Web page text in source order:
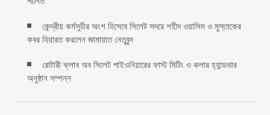
কেন্দ্রীয় কর্মসূচীর অংশ হিসেবে সিলেট সদরে শহীদ ওয়াসিম ও মুস্তাকের
কবর যিয়ারত করলেন জামায়াত নেতৃবৃন্দ ‎
রোটারী ক্লাব অব সিলেট পাইওনিয়ারের ফাস্ট মিটিং ও কলার হ্যান্ডভার
অনুষ্ঠান সম্পন্ন